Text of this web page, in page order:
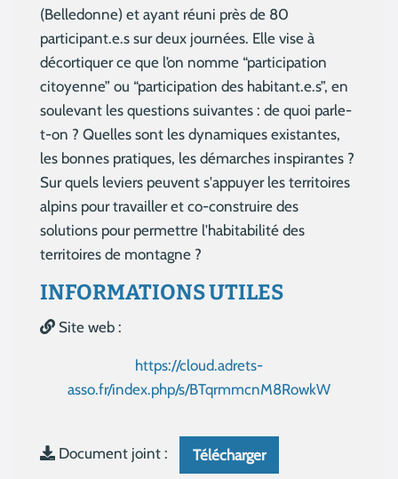
(Belledonne) et ayant réuni près de 80
participant.e.s sur deux journées. Elle vise à
décortiquer ce que l’on nomme “participation
citoyenne” ou “participation des habitant.e.s”, en
soulevant les questions suivantes : de quoi parle-
t-on ? Quelles sont les dynamiques existantes,
les bonnes pratiques, les démarches inspirantes ?
Sur quels leviers peuvent s'appuyer les territoires
alpins pour travailler et co-construire des
solutions pour permettre l'habitabilité des
territoires de montagne ?
INFORMATIONS UTILES
Site web :
https://cloud.adrets-
asso.fr/index.php/s/BTqrmmcnM8RowkW
Document joint : Télécharger